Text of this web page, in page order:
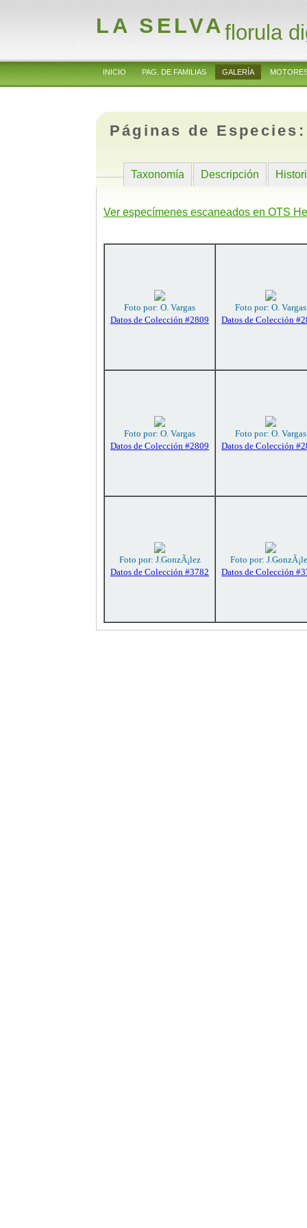
LA SELVAflorula
INICIO PAG. DE FAMILIAS GALERÍA
Páginas de
Taxonomía Descripción
Ver especímenes escaneados en OTS
Foto por: O. Vargas
Datos de Colección #2809
Foto por: O. Vargas
Datos de Colección
Foto por: O. Vargas
Datos de Colección #2809
Foto por: O. Vargas
Datos de Colección
Foto por: J.GonzÃ¡lez
Datos de Colección #3782
Foto por:
Datos de Colección